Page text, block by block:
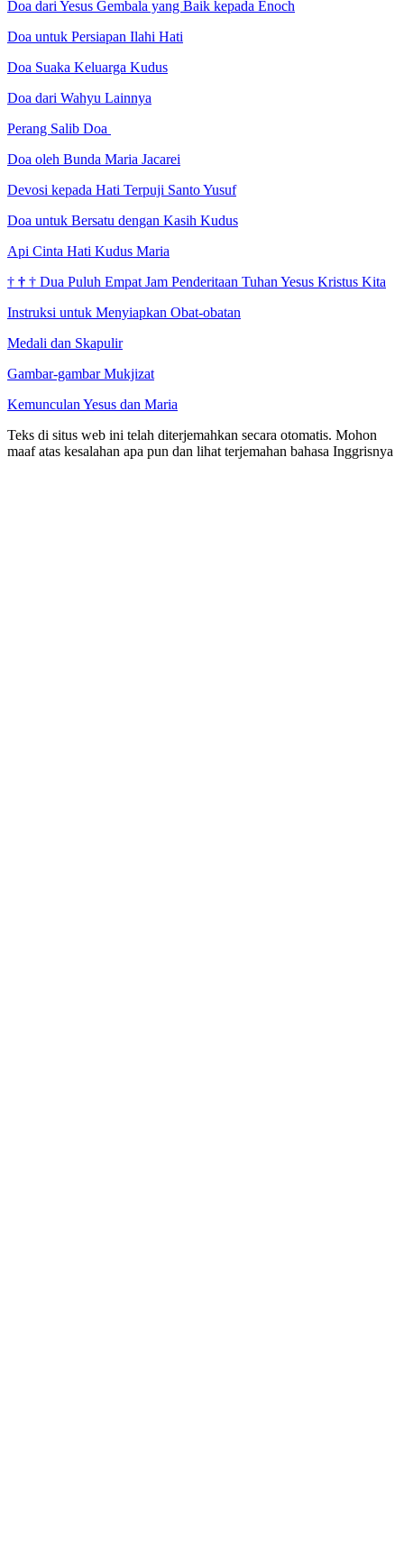
Doa dari Yesus Gembala yang Baik kepada Enoch
Doa untuk Persiapan Ilahi Hati
Doa Suaka Keluarga Kudus
Doa dari Wahyu Lainnya
Perang Salib Doa
Doa oleh Bunda Maria Jacarei
Devosi kepada Hati Terpuji Santo Yusuf
Doa untuk Bersatu dengan Kasih Kudus
Api Cinta Hati Kudus Maria
† † † Dua Puluh Empat Jam Penderitaan Tuhan Yesus Kristus Kita
Instruksi untuk Menyiapkan Obat-obatan
Medali dan Skapulir
Gambar-gambar Mukjizat
Kemunculan Yesus dan Maria
Teks di situs web ini telah diterjemahkan secara otomatis. Mohon
maaf atas kesalahan apa pun dan lihat terjemahan bahasa Inggrisnya